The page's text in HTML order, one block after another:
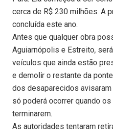
cerca de R$ 230 milhões. A
concluída este ano.
Antes que qualquer obra
Aguiarnópolis e Estreito,
veículos que ainda estão
e demolir o restante da
dos desaparecidos
só poderá ocorrer quando
terminarem.
As autoridades tentaram